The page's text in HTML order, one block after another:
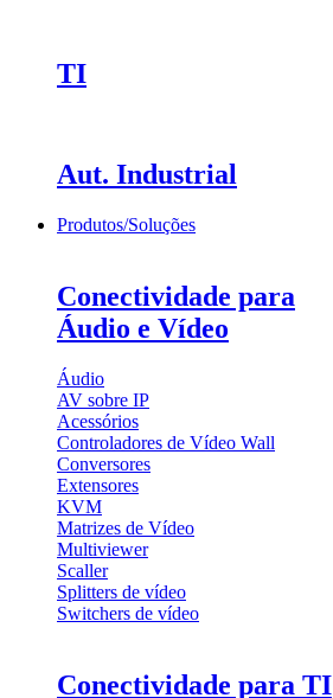
TI
Aut. Industrial
Produtos/Soluções
Conectividade para
Áudio e Vídeo
Áudio
AV sobre IP
Acessórios
Controladores de Vídeo Wall
Conversores
Extensores
KVM
Matrizes de Vídeo
Multiviewer
Scaller
Splitters de vídeo
Switchers de vídeo
Conectividade para TI